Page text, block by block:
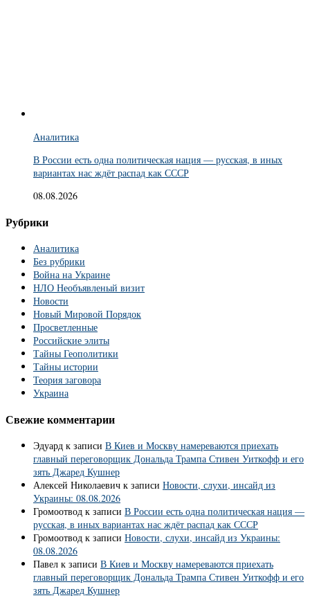
Аналитика
В России есть одна политическая нация — русская, в иных
вариантах нас ждёт распад как СССР
08.08.2026
Рубрики
Аналитика
Без рубрики
Война на Украине
НЛО Необъявленый визит
Новости
Новый Мировой Порядок
Просветленные
Российские элиты
Тайны Геополитики
Тайны истории
Теория заговора
Украина
Свежие комментарии
Эдуард к записи В Киев и Москву намереваются приехать
главный переговорщик Дональда Трампа Стивен Уиткофф и его
зять Джаред Кушнер
Алексей Николаевич к записи Новости, слухи, инсайд из
Украины: 08.08.2026
Громоотвод к записи В России есть одна политическая нация —
русская, в иных вариантах нас ждёт распад как СССР
Громоотвод к записи Новости, слухи, инсайд из Украины:
08.08.2026
Павел к записи В Киев и Москву намереваются приехать
главный переговорщик Дональда Трампа Стивен Уиткофф и его
зять Джаред Кушнер